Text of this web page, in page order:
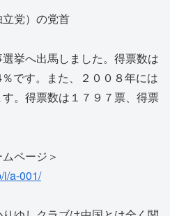
党）の党首
挙へ出馬しました。得票数は
です。また、２００８年には
。得票数は１７９７票、得票
ページ＞
i/a-001/